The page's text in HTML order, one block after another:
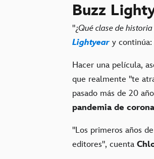
Buzz
"¿Qué clase de
Lightyear y continúa:
Hacer una película,
que realmente "te
pasado más de 20
pandemia de
"Los primeros años
editores", cuenta